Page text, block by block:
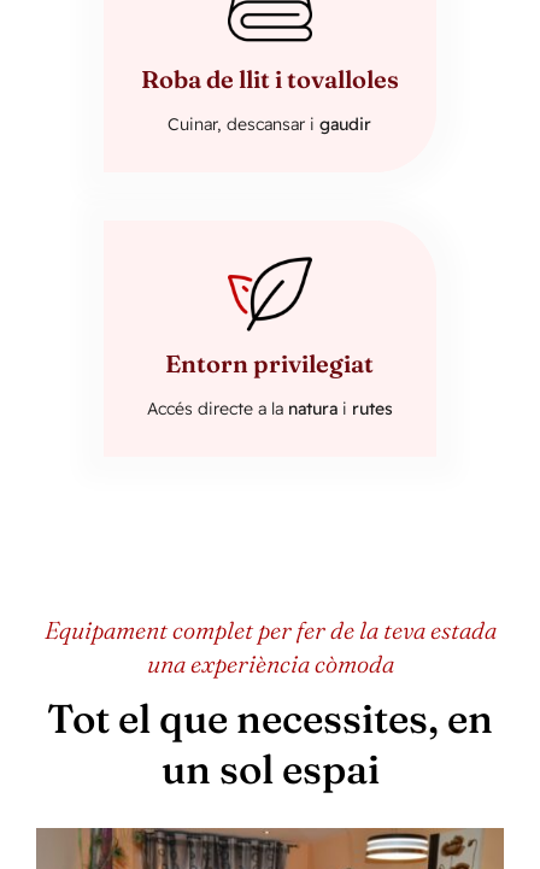
Roba de llit i tovalloles
Cuinar, descansar igaudir
Entorn privilegiat
Accés directe a la naturai rutes
Equipament complet per fer de la teva estada
una experiència còmoda
Tot el que necessites, en
un sol espai